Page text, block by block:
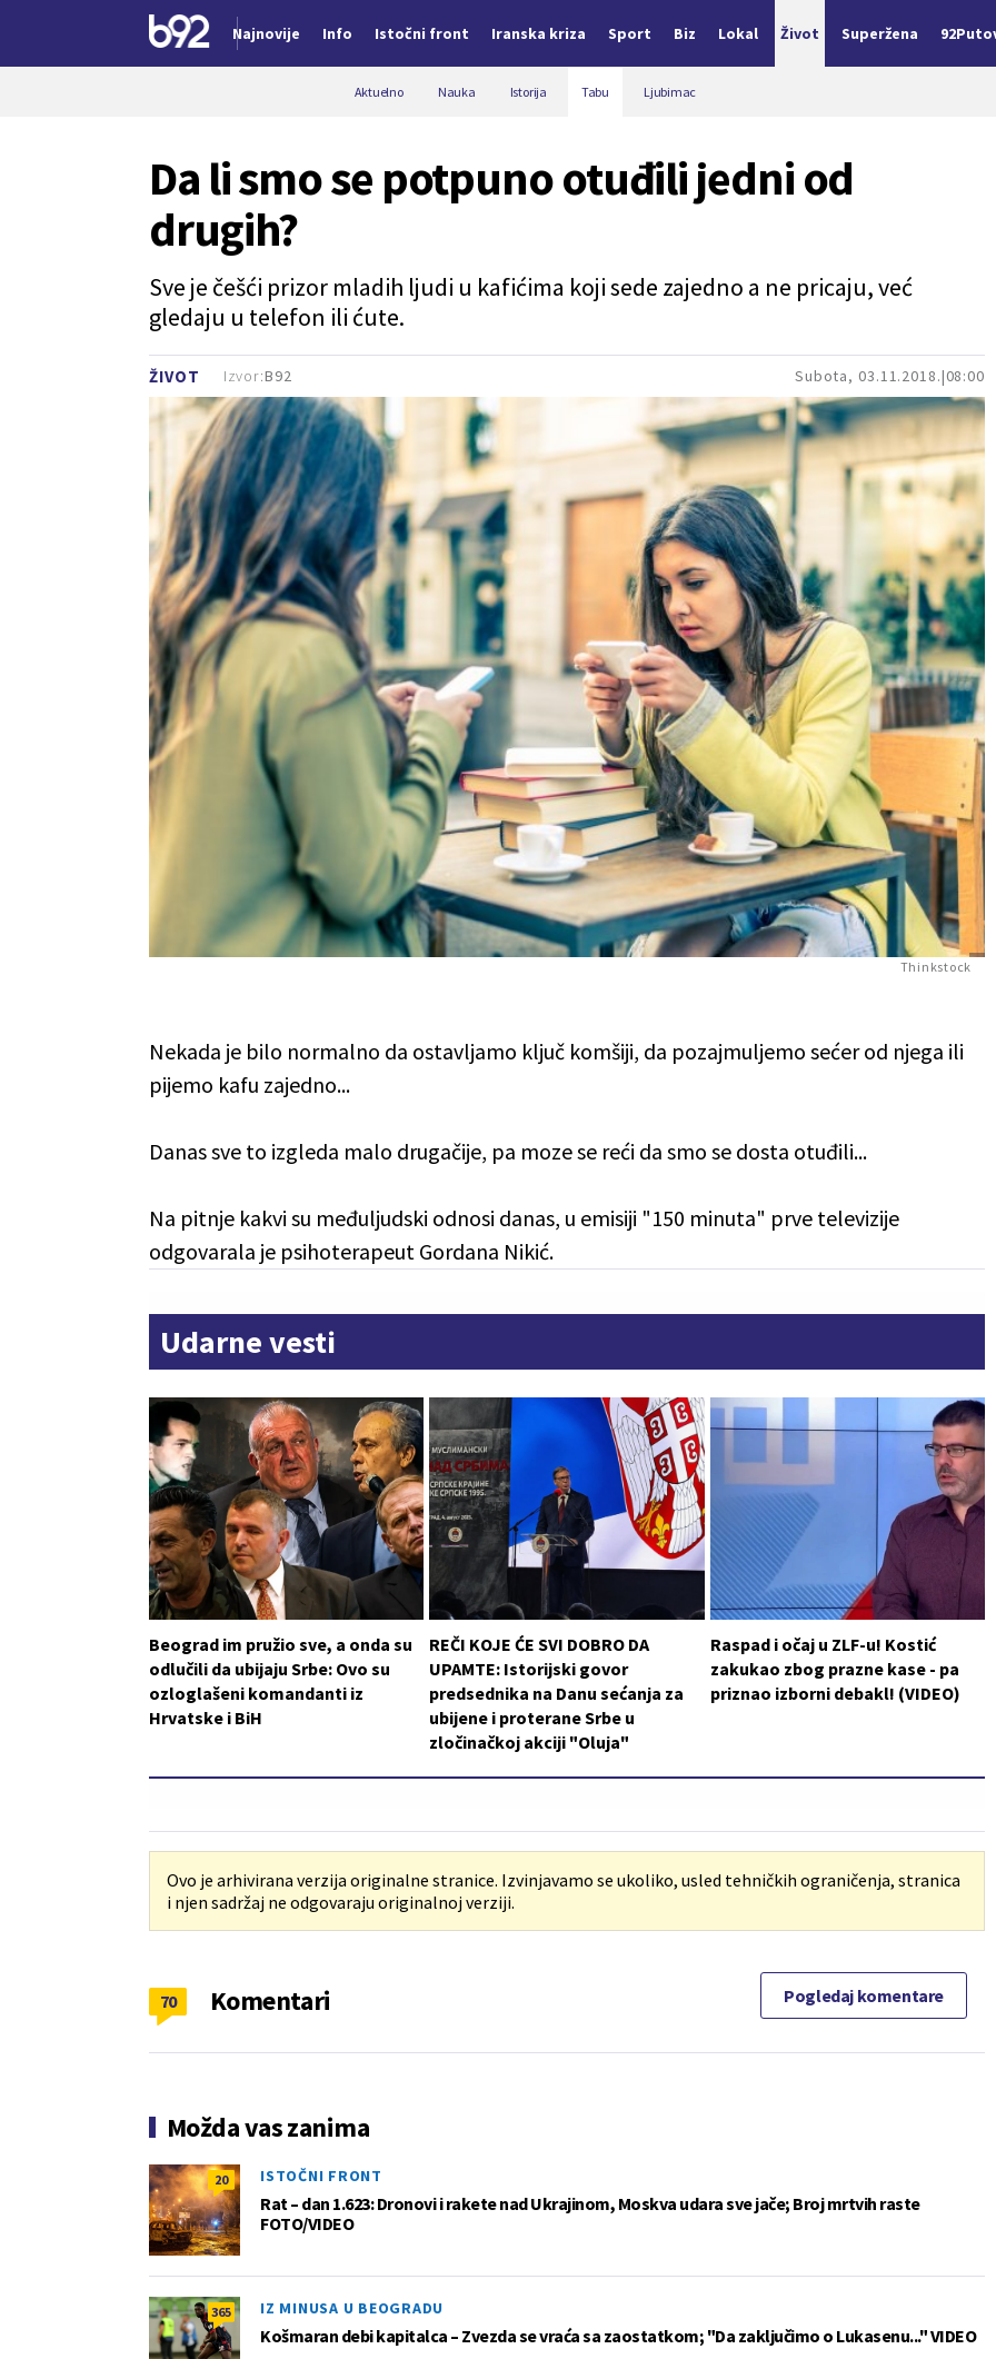
Najnovije Info Istočni front Iranska kriza Sport Biz Lokal Život Superžena
Aktuelno Nauka Istorija Tabu Ljubimac
ŽIVOT Subota, 03.11.2018. 08:00
Da li smo se potpuno otuđili jedni od
drugih?
Sve je češći prizor mladih ljudi u kafićima koji sede zajedno a ne pricaju, već
gledaju u telefon ili ćute.
Izvor:B92
Thinkstock
Nekada je bilo normalno da ostavljamo ključ komšiji, da pozajmuljemo sećer od njega ili
pijemo kafu zajedno...
Danas sve to izgleda malo drugačije, pa moze se reći da smo se dosta otuđili...
Na pitnje kakvi su međuljudski odnosi danas, u emisiji "150 minuta" prve televizije
odgovarala je psihoterapeut Gordana Nikić.
Udarne vesti
Beograd im pružio sve, a onda su
odlučili da ubijaju Srbe: Ovo su
ozloglašeni komandanti iz
Hrvatske i BiH
REČI KOJE ĆE SVI DOBRO DA
UPAMTE: Istorijski govor
predsednika na Danu sećanja za
ubijene i proterane Srbe u
zločinačkoj akciji "Oluja"
Raspad i očaj u ZLF-u! Kostić
zakukao zbog prazne kase - pa
priznao izborni debakl! (VIDEO)
Ovo je arhivirana verzija originalne stranice. Izvinjavamo se ukoliko, usled tehničkih ograničenja, stranica
i njen sadržaj ne odgovaraju originalnoj verziji.
Komentari
70 Pogledaj komentare
Možda vas zanima
20 ISTOČNI FRONT
Rat – dan 1.623: Dronovi i rakete nad Ukrajinom, Moskva udara sve jače; Broj mrtvih raste
FOTO/VIDEO
365 IZ MINUSA U BEOGRADU
Košmaran debi kapitalca – Zvezda se vraća sa zaostatkom; "Da zaključimo o Lukasenu..." VIDEO